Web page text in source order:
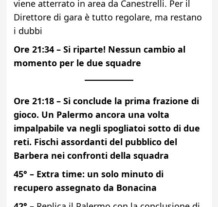
viene atterrato in area da Canestrelli. Per il
Direttore di gara è tutto regolare, ma restano
i dubbi
Ore 21:34 – Si riparte! Nessun cambio al
momento per le due squadre
Ore 21:18 – Si conclude la prima frazione di
gioco. Un Palermo ancora una volta
impalpabile va negli spogliatoi sotto di due
reti. Fischi assordanti del pubblico del
Barbera nei confronti della squadra
45° – Extra time: un solo minuto di
recupero assegnato da Bonacina